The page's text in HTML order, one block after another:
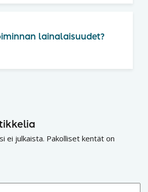
lainalaisuudet?
ei julkaista. Pakolliset kentät on